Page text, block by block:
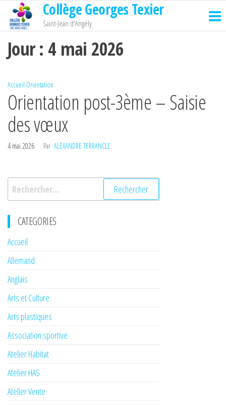
Passer
contenu
Collège Georges Texier
Saint-Jean d'Angély
Jour : 4 mai 2026
Accueil Orientation
Orientation post-3ème – Saisie
des vœux
4 mai 2026 Par ALEXANDRE TERRANCLE
Rechercher :
CATEGORIES
Accueil
Allemand
Anglais
Arts et Culture
Arts plastiques
Association sportive
Atelier Habitat
Atelier HAS
Atelier Vente